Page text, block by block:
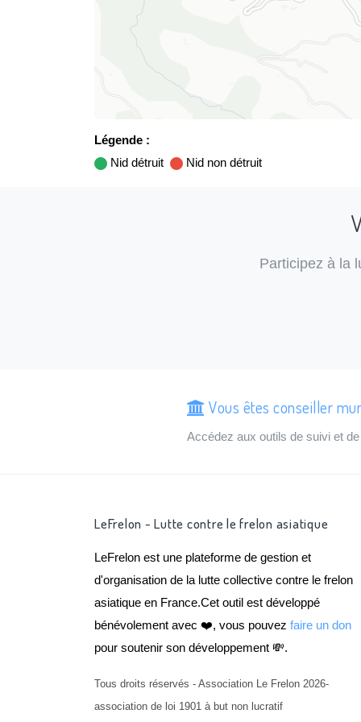
Légende :
Nid détruit
Nid non détruit
Participez à la
Vous êtes conseiller
Accédez aux outils de suivi et
LeFrelon - Lutte contre le frelon asiatique
LeFrelon est une plateforme de gestion et
d'organisation de la lutte collective contre le frelon
asiatique en France.Cet outil est développé
bénévolement avec ❤️, vous pouvez faire un don
pour soutenir son développement 💸.
Tous droits réservés - Association Le Frelon 2026-
association de loi 1901 à but non lucratif